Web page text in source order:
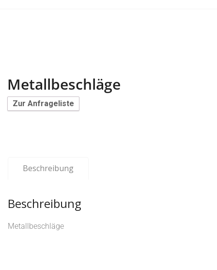
Metallbeschläge
Zur Anfrageliste
Beschreibung
Beschreibung
Metallbeschläge